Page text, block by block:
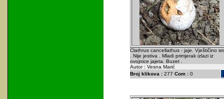
Clathrus cancellathus - jaje. Vještičino
. Nije jestiva . Mladi primjerak izlazi iz
ovojnice jajeta. Buzet .
Autor : Vesna Marić
Broj klikova :277 Com :0